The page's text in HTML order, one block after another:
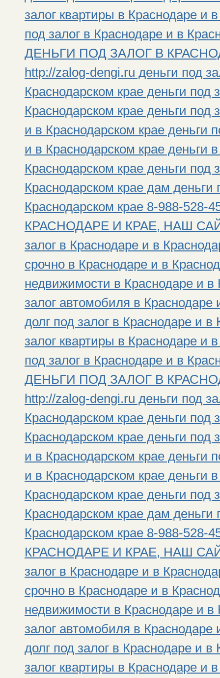
залог квартиры в Краснодаре и
под залог в Краснодаре и в
ДЕНЬГИ ПОД ЗАЛОГ В
http://zalog-dengi.ru деньги под
Краснодарском крае деньги под
Краснодарском крае деньги
и в Краснодарском крае деньги
и в Краснодарском крае деньги
Краснодарском крае деньги под
Краснодарском крае дам деньги
Краснодарском крае 8-988-
КРАСНОДАРЕ И КРАЕ, НАШ
залог в Краснодаре и в
срочно в Краснодаре и в
недвижимости в Краснодаре и в
залог автомобиля в Краснодаре
долг под залог в Краснодаре и
залог квартиры в Краснодаре и
под залог в Краснодаре и в
ДЕНЬГИ ПОД ЗАЛОГ В
http://zalog-dengi.ru деньги под
Краснодарском крае деньги под
Краснодарском крае деньги
и в Краснодарском крае деньги
и в Краснодарском крае деньги
Краснодарском крае деньги под
Краснодарском крае дам деньги
Краснодарском крае 8-988-
КРАСНОДАРЕ И КРАЕ, НАШ
залог в Краснодаре и в
срочно в Краснодаре и в
недвижимости в Краснодаре и в
залог автомобиля в Краснодаре
долг под залог в Краснодаре и
залог квартиры в Краснодаре и